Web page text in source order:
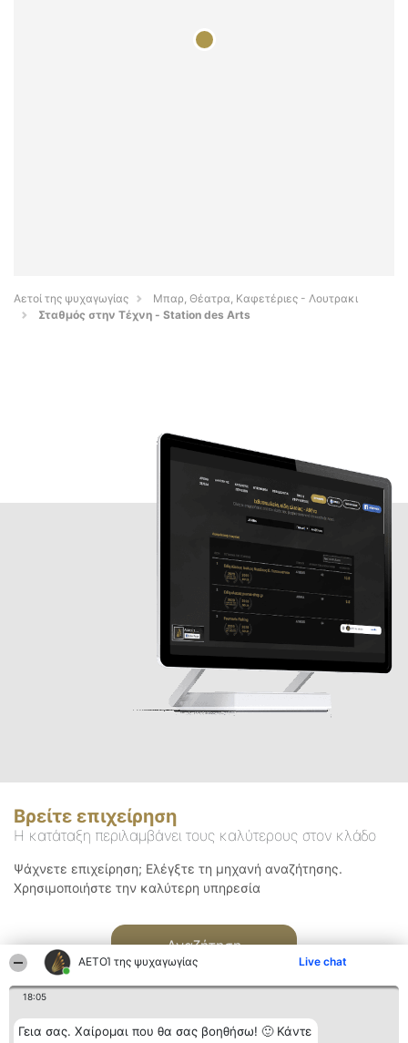
ΑΕΤΟΊ της ψυχαγωγίας Live chat
18:05
Γεια σας. Χαίρομαι που θα σας βοηθήσω! 🙂 Κάντε
Αετοί της ψυχαγωγίας
Μπαρ, Θέατρα, Καφετέριες - Λουτρακι
Σταθμός στην Τέχνη - Station des Arts
Βρείτε επιχείρηση
Η κατάταξη περιλαμβάνει τους καλύτερους στον κλάδο
Ψάχνετε επιχείρηση; Ελέγξτε τη μηχανή αναζήτησης.
Χρησιμοποιήστε την καλύτερη υπηρεσία
Αναζήτηση